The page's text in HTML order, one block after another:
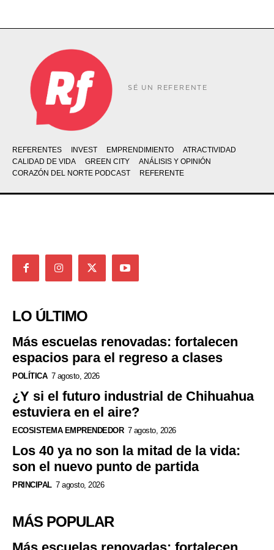
SÉ UN REFERENTE
REFERENTES INVEST EMPRENDIMIENTO
ATRACTIVIDAD
CALIDAD DE VIDA
GREEN CITY
ANÁLISIS Y OPINIÓN
CORAZÓN DEL NORTE PODCAST
REFERENTE
LO ÚLTIMO
Más escuelas renovadas: fortalecen
espacios para el regreso a clases
POLÍTICA 7 agosto, 2026
¿Y si el futuro industrial de Chihuahua
estuviera en el aire?
ECOSISTEMA EMPRENDEDOR 7 agosto, 2026
Los 40 ya no son la mitad de la vida:
son el nuevo punto de partida
PRINCIPAL 7 agosto, 2026
MÁS POPULAR